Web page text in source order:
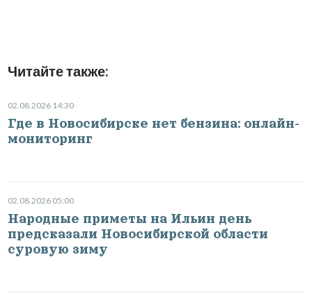
Читайте также:
02.08.2026 14:30
Где в Новосибирске нет бензина: онлайн-
мониторинг
02.08.2026 05:00
Народные приметы на Ильин день
предсказали Новосибирской области
суровую зиму